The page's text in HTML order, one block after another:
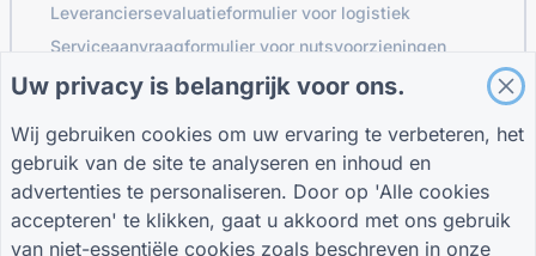
Leveranciersevaluatieformulier voor logistiek
Serviceaanvraagformulier voor nutsvoorzieningen
Klantbetrokkenheidsformulier
GIDSEN
Helpcentrum
Bloggen
BEDRIJF
Over ons
Neem contact met
VOORWAARDEN
Voorwaarden
Privacybeleid
Uw privacy is belangrijk voor ons.
Wij gebruiken cookies om uw ervaring te verbeteren, het
gebruik van de site te analyseren en inhoud en
advertenties te personaliseren. Door op 'Alle cookies
accepteren' te klikken, gaat u akkoord met ons gebruik
van niet-essentiële cookies zoals beschreven in onze